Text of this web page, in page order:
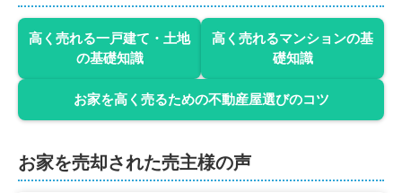
高く売れる一戸建て・土地
の基礎知識
高く売れるマンションの基
礎知識
お家を高く売るための不動産屋選びのコツ
お家を売却された売主様の声